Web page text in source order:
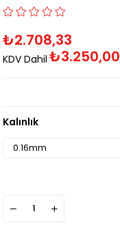
₺2.708,33
KDV Dahil ₺3.250,00
Kalınlık